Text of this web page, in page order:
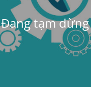
Đang tạm dừng